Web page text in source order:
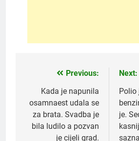
navigation
Previous:
Kada je napunila
osamnaest udala se
za brata. Svadba je
bila ludilo a pozvan
je cijeli grad.
Next:
Polio
je.